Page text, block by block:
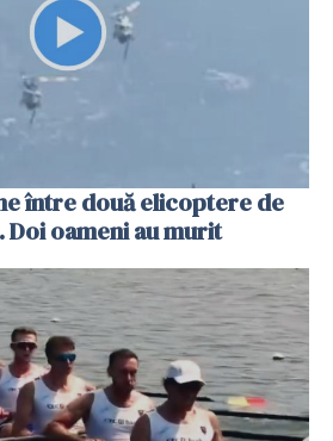
între două elicoptere de
Doi oameni au murit